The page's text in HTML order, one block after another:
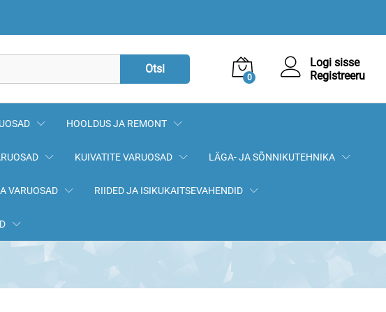
Otsi
0
Logi sisse
Registreeru
HOOLDUS JA REMONT
KUIVATITE VARUOSAD LÄGA- JA SÕNNIKUTEHNIKA
VARUOSAD RIIDED JA ISIKUKAITSEVAHENDID